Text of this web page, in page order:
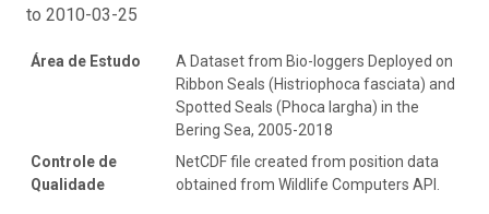
to 2010-03-25
Área de Estudo
A Dataset from Bio-loggers Deployed on
Ribbon Seals (Histriophoca fasciata) and
Spotted Seals (Phoca largha) in the
Bering Sea, 2005-2018
Controle de
Qualidade
NetCDF file created from position data
obtained from Wildlife Computers API.